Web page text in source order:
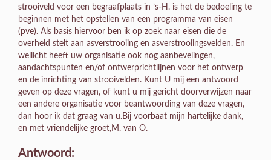
strooiveld voor een begraafplaats in ’s-H. is het de bedoeling te
beginnen met het opstellen van een programma van eisen
(pve). Als basis hiervoor ben ik op zoek naar eisen die de
overheid stelt aan asverstrooiing en asverstrooiingsvelden. En
wellicht heeft uw organisatie ook nog aanbevelingen,
aandachtspunten en/of ontwerprichtlijnen voor het ontwerp
en de inrichting van strooivelden. Kunt U mij een antwoord
geven op deze vragen, of kunt u mij gericht doorverwijzen naar
een andere organisatie voor beantwoording van deze vragen,
dan hoor ik dat graag van u.Bij voorbaat mijn hartelijke dank,
en met vriendelijke groet,M. van O.
Antwoord: